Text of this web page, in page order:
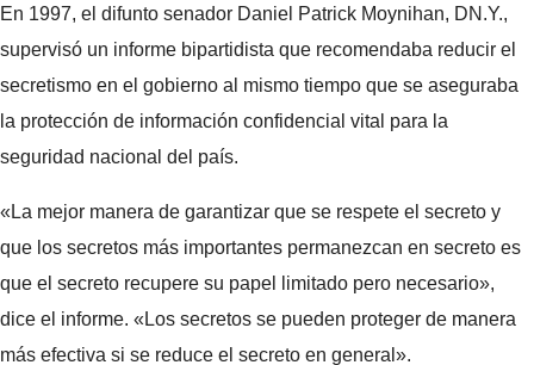
En 1997, el difunto senador Daniel Patrick Moynihan, DN.Y.,
supervisó un informe bipartidista que recomendaba reducir el
secretismo en el gobierno al mismo tiempo que se aseguraba
la protección de información confidencial vital para la
seguridad nacional del país.
«La mejor manera de garantizar que se respete el secreto y
que los secretos más importantes permanezcan en secreto es
que el secreto recupere su papel limitado pero necesario»,
dice el informe. «Los secretos se pueden proteger de manera
más efectiva si se reduce el secreto en general».